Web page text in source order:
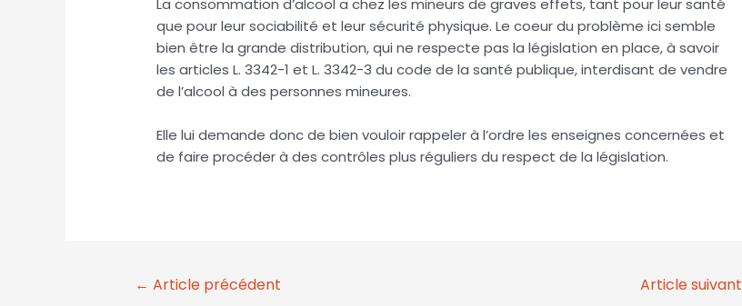
La consommation d’alcool a chez les mineurs de graves effets, tant pour leur santé
que pour leur sociabilité et leur sécurité physique. Le coeur du problème ici semble
bien être la grande distribution, qui ne respecte pas la législation en place, à savoir
les articles L. 3342-1 et L. 3342-3 du code de la santé publique, interdisant de vendre
de l’alcool à des personnes mineures.
Elle lui demande donc de bien vouloir rappeler à l’ordre les enseignes concernées et
de faire procéder à des contrôles plus réguliers du respect de la législation.
← Article précédent Article suivant